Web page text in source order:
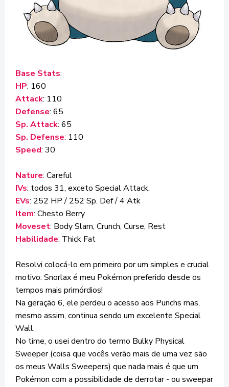
Base Stats:
HP: 160
Attack: 110
Defense: 65
Sp. Attack: 65
Sp. Defense: 110
Speed: 30
Nature: Careful
IVs: todos 31, exceto Special Attack.
EVs: 252 HP / 252 Sp. Def / 4 Atk
Item: Chesto Berry
Moveset: Body Slam, Crunch, Curse, Rest
Habilidade: Thick Fat
Resolvi colocá-lo em primeiro por um simples e crucial
motivo: Snorlax é meu Pokémon preferido desde os
tempos mais primórdios!
Na geração 6, ele perdeu o acesso aos Punchs mas,
mesmo assim, continua sendo um excelente Special
Wall.
No time, o usei dentro do termo Bulky Physical
Sweeper (coisa que vocês verão mais de uma vez são
os meus Walls Sweepers) que nada mais é que um
Pokémon com a possibilidade de derrotar - ou sweepar